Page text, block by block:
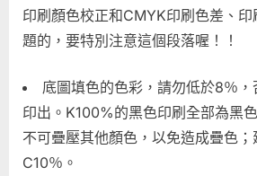
印刷顏色校正和CMYK印刷色差、
題的，要特別注意這個段落喔！！
底圖填色的色彩，請勿低於8％
印出。K100%的黑色印刷全部為黑
不可疊壓其他顏色，以免造成疊色
C10％。